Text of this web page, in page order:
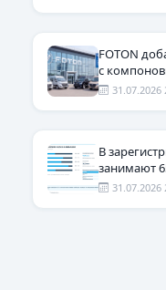
FOTON
с
31.07.2026
В
занимают
31.07.2026